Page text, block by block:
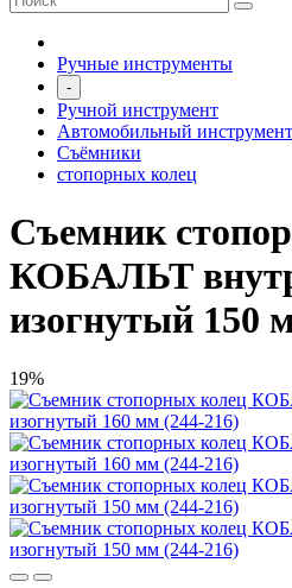
Ручные инструменты
-
Ручной инструмент
Автомобильный инструмент
Съёмники
стопорных колец
Съемник
КОБАЛЬТ
изогнутый 150
19%